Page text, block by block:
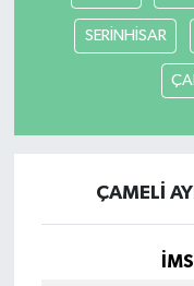
SERİNHİSAR
ÇAMELİ